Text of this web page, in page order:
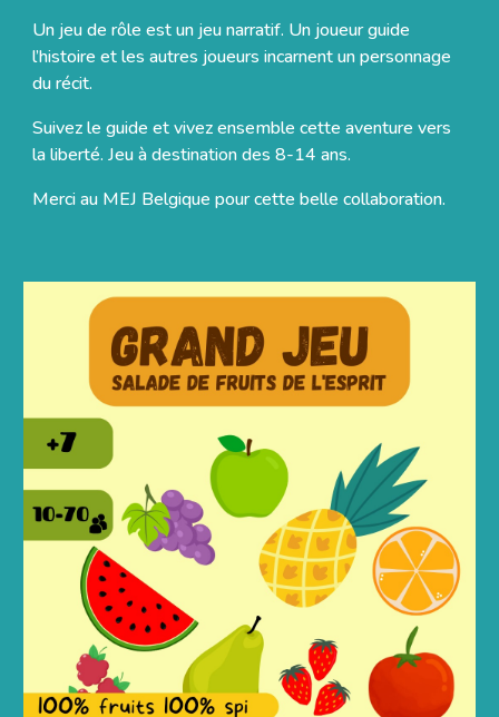
Un jeu de rôle est un jeu narratif. Un joueur guide
l’histoire et les autres joueurs incarnent un personnage
du récit.
Suivez le guide et vivez ensemble cette aventure vers
la liberté.Jeu à destination des 8-14 ans.
Merci au MEJ Belgique pour cette belle collaboration.